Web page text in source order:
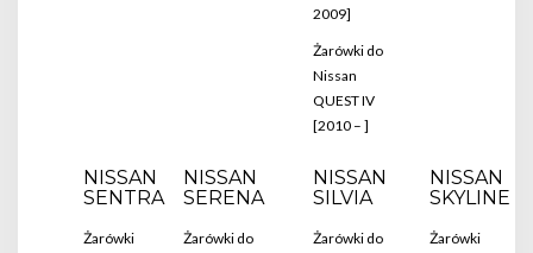
2009]
Żarówki do
Nissan
QUEST IV
[2010 – ]
NISSAN
SENTRA
Żarówki
NISSAN
SERENA
Żarówki do
NISSAN
SILVIA
Żarówki do
NISSAN
SKYLINE
Żarówki